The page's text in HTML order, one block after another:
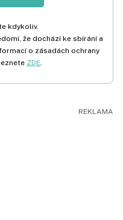
kdykoliv.
že dochází ke sbírání a
o zásadách ochrany
ZDE.